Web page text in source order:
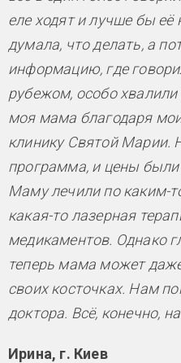
еле ходят и лучше бы её
думала, что делать, а
информацию, где
рубежом, особо хвалили
моя мама благодаря
клинику Святой Марии.
программа, и цены
Маму лечили по каким-
какая-то лазерная
медикаментов. Однако
теперь мама может
своих косточках. Нам
доктора. Всё, конечно,
Ирина, г. Киев